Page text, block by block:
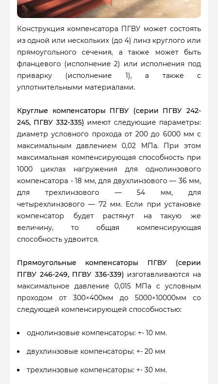
Конструкция компенсатора ПГВУ может состоять
из одной или нескольких (до 4) линз круглого или
прямоугольного сечения, а также может быть
фланцевого (исполнение 2) или исполнения под
приварку (исполнение 1), а также с
уплотнительными материалами.
Круглые компенсаторы ПГВУ (серии ПГВУ 242-
245, ПГВУ 332-335) имеют следующие параметры:
диаметр условного прохода от 200 до 6000 мм с
максимальным давлением 0,02 МПа. При этом
максимальная компенсирующая способность при
1000 циклах нагружения для однолинзового
компенсатора - 18 мм, для двухлинзового — 36 мм,
для трехлинзового — 54 мм, для
четырехлинзового — 72 мм. Если при установке
компенсатор будет растянут на такую же
величину, то общая компенсирующая
способность удвоится.
Прямоугольные компенсаторы ПГВУ (серии
ПГВУ 246-249, ПГВУ 336-339) изготавливаются на
максимальное давление 0,015 МПа с условным
проходом от 300×400мм до 5000×10000мм со
следующей компенсирующей способностью:
однолинзовые компенсаторы: +- 10 мм.
двухлинзовые компенсаторы: +- 20 мм
трехлинзовые компенсаторы: +- 30 мм.